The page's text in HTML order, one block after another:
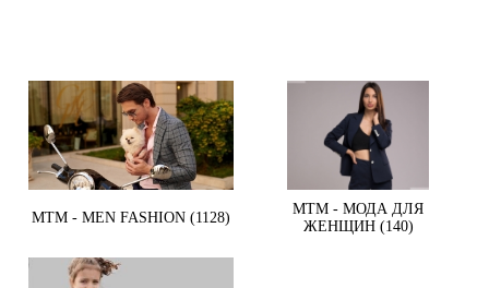
MTM - MEN FASHION (1128)
MTM - МОДА ДЛЯ
ЖЕНЩИН (140)